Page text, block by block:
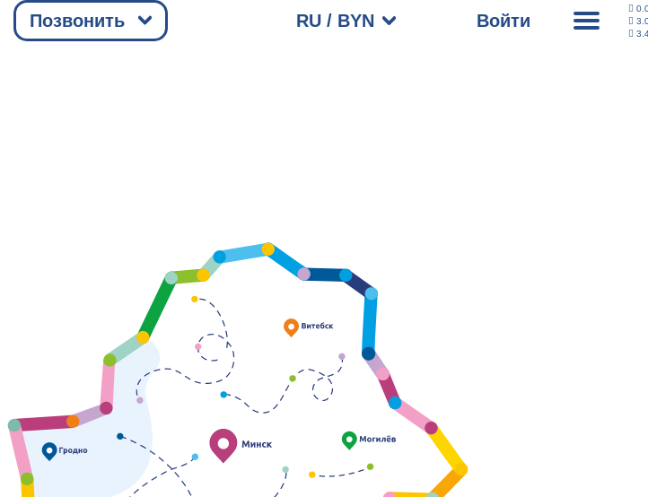
Позвонить RU / BYN Войти